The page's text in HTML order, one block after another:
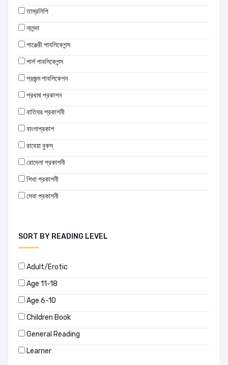
তাম্রলিপি
নালন্দা
পাঞ্জেরী পাবলিকেশন্স
পার্ল পাবলিকেশন্স
প্রজন্ম পাবলিকেশন
প্রথমা প্রকাশন
বাতিঘর প্রকাশনী
বাংলাপ্রকাশ
রাবেয়া বুকস্
রোদেলা প্রকাশনী
শিখা প্রকাশনী
সেবা প্রকাশনী
SORT BY READING LEVEL
Adult/Erotic
Age 11-18
Age 6-10
Children Book
General Reading
Learner